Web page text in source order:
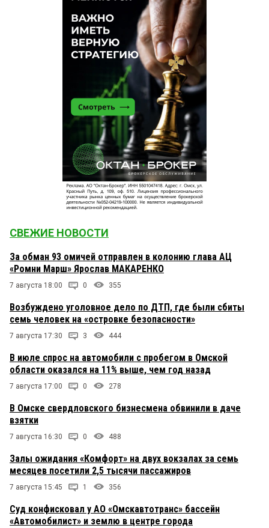
СВЕЖИЕ НОВОСТИ
За обман 93 омичей отправлен в колонию глава АЦ
«Ромни Марш» Ярослав МАКАРЕНКО
7 августа 18:00 0 355
Возбуждено уголовное дело по ДТП, где были сбиты
семь человек на «островке безопасности»
7 августа 17:30 3 444
В июле спрос на автомобили с пробегом в Омской
области оказался на 11% выше, чем год назад
7 августа 17:00 0 278
В Омске свердловского бизнесмена обвинили в даче
взятки
7 августа 16:30 0 488
Залы ожидания «Комфорт» на двух вокзалах за семь
месяцев посетили 2,5 тысячи пассажиров
7 августа 15:45 1 356
Суд конфисковал у АО «Омскавтотранс» бассейн
«Автомобилист» и землю в центре города